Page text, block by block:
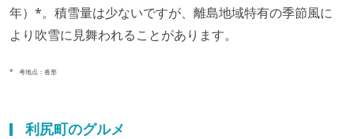
年）*。積雪量は少ないですが、離島地域特有の季節風に
より吹雪に見舞われることがあります。
* 考地点：沓形
利尻町のグルメ